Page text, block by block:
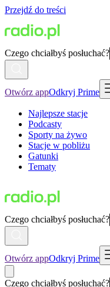
Przejdź do treści
Czego chciałbyś posłuchać?
Otwórz appOdkryj Prime
Najlepsze stacje
Podcasty
Sporty na żywo
Stacje w pobliżu
Gatunki
Tematy
Czego chciałbyś posłuchać?
Otwórz appOdkryj Prime
Czego chciałbyś posłuchać?